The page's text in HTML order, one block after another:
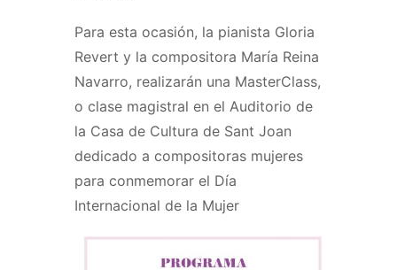
Para esta ocasión, la pianista Gloria
Revert y la compositora María Reina
Navarro, realizarán una MasterClass,
o clase magistral en el Auditorio de
la Casa de Cultura de Sant Joan
dedicado a compositoras mujeres
para conmemorar el Día
Internacional de la Mujer